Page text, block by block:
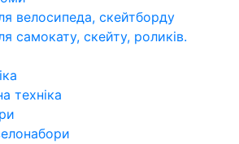
велосипеда, скейтборду
самокату, скейту, роликів.
техніка